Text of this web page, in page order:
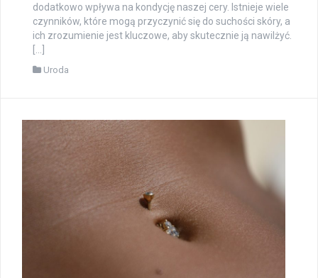
dodatkowo wpływa na kondycję naszej cery. Istnieje wiele
czynników, które mogą przyczynić się do suchości skóry, a
ich zrozumienie jest kluczowe, aby skutecznie ją nawilżyć.
[…]
Uroda